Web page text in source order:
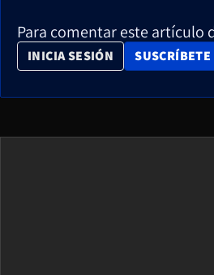
Para comentar este artículo
INICIA SESIÓN SUSCRÍBETE
OPENS IN